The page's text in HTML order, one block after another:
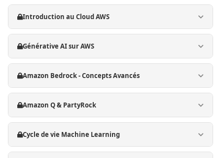
Introduction au Cloud AWS
Générative AI sur AWS
Amazon Bedrock - Concepts Avancés
Amazon Q & PartyRock
Cycle de vie Machine Learning